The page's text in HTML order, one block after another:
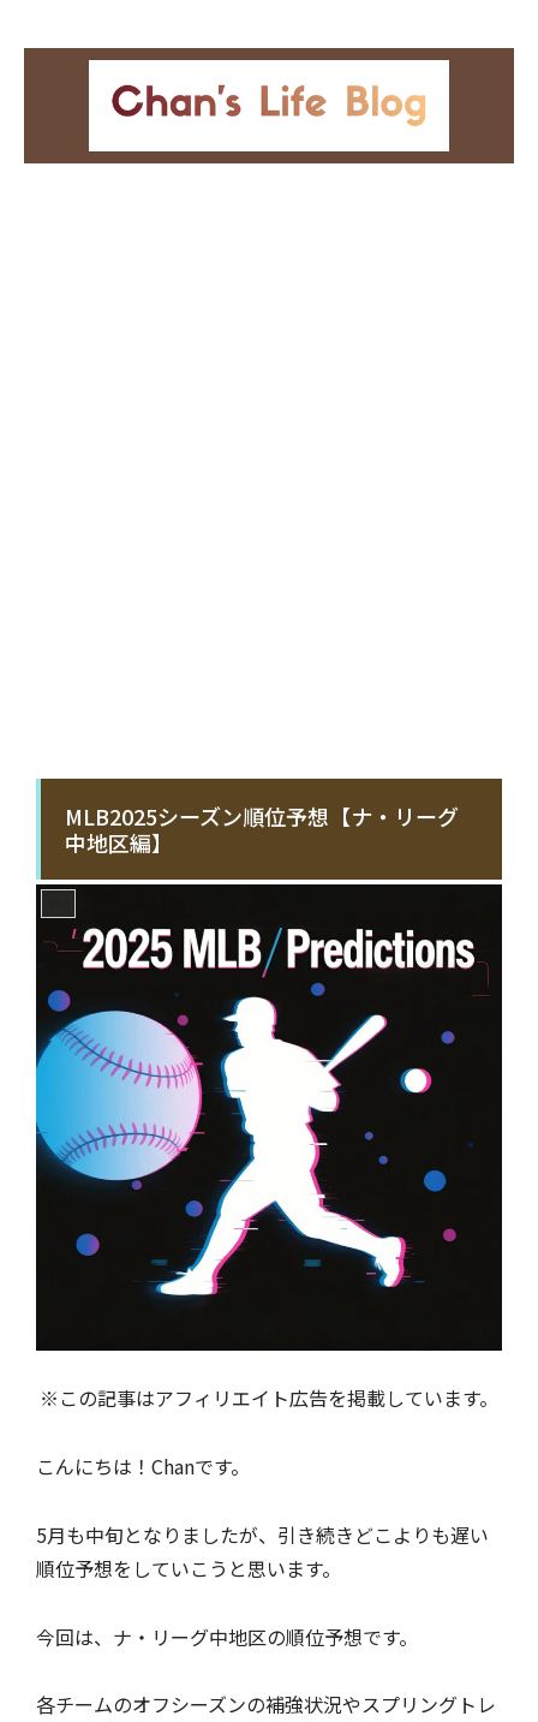
MLB2025シーズン順位予想【ナ・リーグ
中地区編】
※この記事はアフィリエイト広告を掲載しています。
こんにちは！Chanです。
5月も中旬となりましたが、引き続きどこよりも遅い
順位予想をしていこうと思います。
今回は、ナ・リーグ中地区の順位予想です。
各チームのオフシーズンの補強状況やスプリングトレ